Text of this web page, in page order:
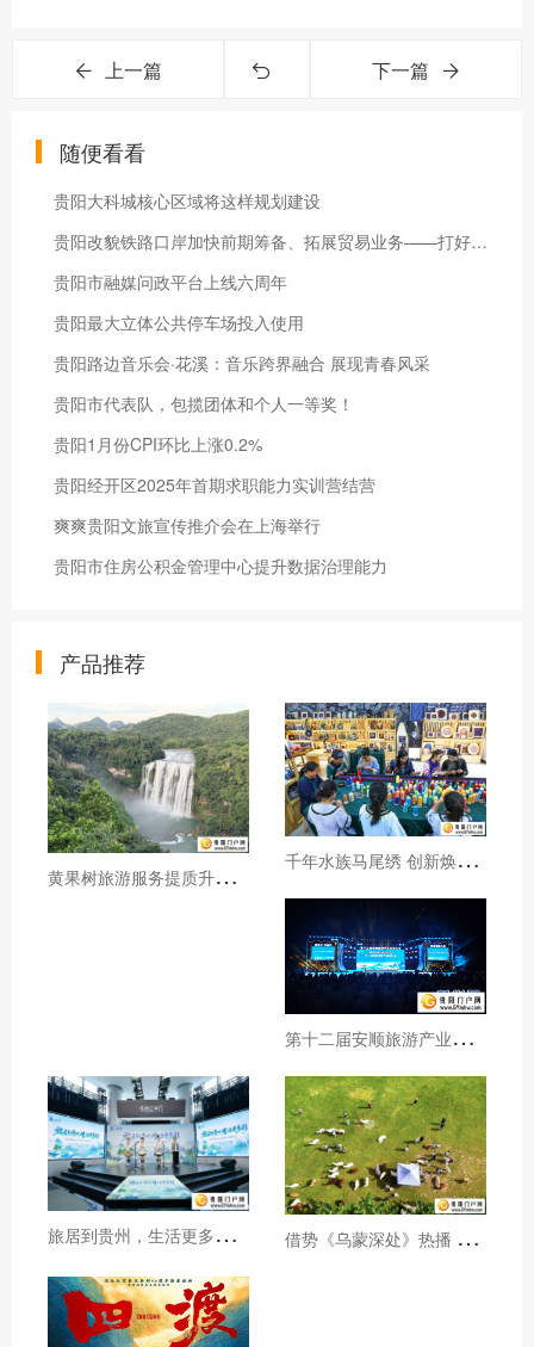
上一篇 下一篇
随便看看
贵阳大科城核心区域将这样规划建设
贵阳改貌铁路口岸加快前期筹备、拓展贸易业务——打好主动仗 备战试运营
贵阳市融媒问政平台上线六周年
贵阳最大立体公共停车场投入使用
贵阳路边音乐会·花溪：音乐跨界融合 展现青春风采
贵阳市代表队，包揽团体和个人一等奖！
贵阳1月份CPI环比上涨0.2%
贵阳经开区2025年首期求职能力实训营结营
爽爽贵阳文旅宣传推介会在上海举行
贵阳市住房公积金管理中心提升数据治理能力
产品推荐
黄
果树旅游服务提质升级暖心护航游客行程 千
年水族马尾绣 创新焕发新生机
第
十二届安顺旅游产业发展大会开幕
旅
居到贵州，生活更多彩！贵旅集团2026年夏季产品推介会在沪举行 借
势《乌蒙深处》热播 黔西市推动影视流量变游客“留量”